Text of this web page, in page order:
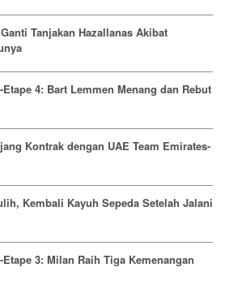
Tanjakan Hazallanas Akibat
4: Bart Lemmen Menang dan Rebut
Kontrak dengan UAE Team Emirates-
Kembali Kayuh Sepeda Setelah Jalani
3: Milan Raih Tiga Kemenangan